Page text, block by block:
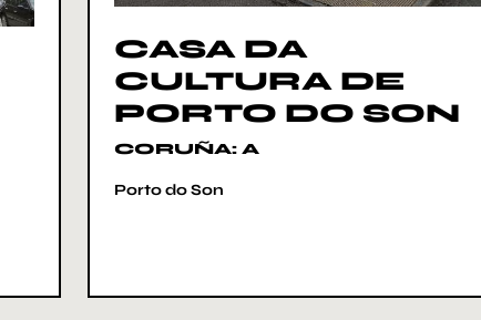
CASA DA
CULTURA DE
PORTO DO SON
CORUÑA: A
Porto do Son